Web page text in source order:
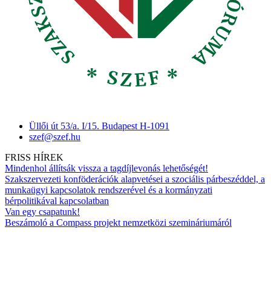
Üllői út 53/a. I/15. Budapest H-1091
szef@szef.hu
FRISS HÍREK
Mindenhol állítsák vissza a tagdíjlevonás lehetőségét!
Szakszervezeti konföderációk alapvetései a szociális párbeszéddel, a
munkaügyi kapcsolatok rendszerével és a kormányzati
bérpolitikával kapcsolatban
Van egy csapatunk!
Beszámoló a Compass projekt nemzetközi szemináriumáról